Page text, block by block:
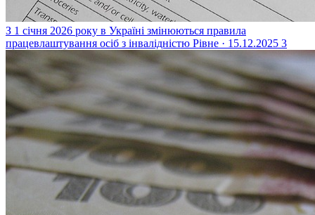
З 1 січня 2026 року в Україні змінюються правила
працевлаштування осіб з інвалідністю Рівне · 15.12.2025 3